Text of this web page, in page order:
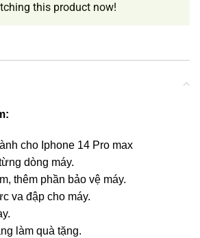
this product now!
cho Iphone 14 Pro max
dòng máy.
thêm phần bảo vệ máy.
va đập cho máy.
làm quà tặng.